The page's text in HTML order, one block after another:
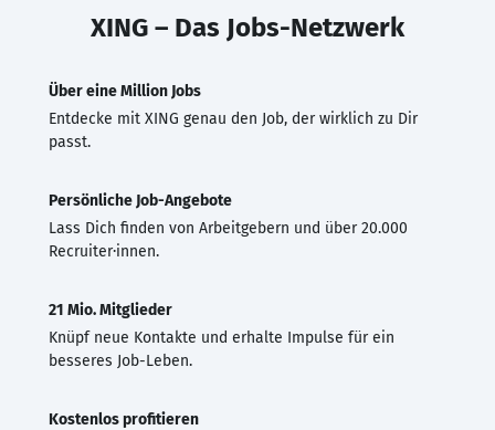
XING – Das Jobs-Netzwerk
Über eine Million Jobs
Entdecke mit XING genau den Job, der wirklich zu Dir
passt.
Persönliche Job-Angebote
Lass Dich finden von Arbeitgebern und über 20.000
Recruiter·innen.
21 Mio. Mitglieder
Knüpf neue Kontakte und erhalte Impulse für ein
besseres Job-Leben.
Kostenlos profitieren